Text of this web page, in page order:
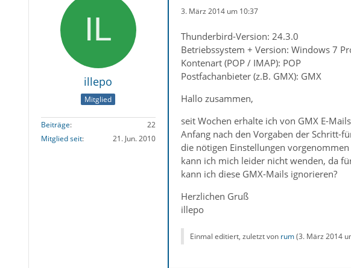
illepo
Mitglied
Beiträge
22
Mitglied seit
21. Jun. 2010
3. März 2014 um 10:37
Thunderbird-Version: 24.3.0
Betriebssystem + Version: Windows 7
Kontenart (POP / IMAP): POP
Postfachanbieter (z.B. GMX): GMX
Hallo zusammen,
seit Wochen erhalte ich von GMX E-
Anfang nach den Vorgaben der Schritt-
die nötigen Einstellungen
kann ich mich leider nicht wenden, da
kann ich diese GMX-Mails ignorieren?
Herzlichen Gruß
illepo
Einmal editiert, zuletzt von rum(3. März 2014